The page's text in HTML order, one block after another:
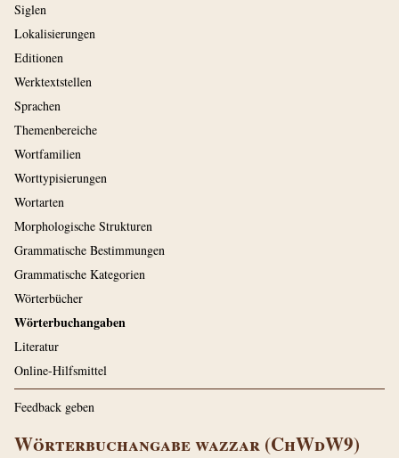
Siglen
Lokalisierungen
Editionen
Werktextstellen
Sprachen
Themenbereiche
Wortfamilien
Worttypisierungen
Wortarten
Morphologische Strukturen
Grammatische Bestimmungen
Grammatische Kategorien
Wörterbücher
Wörterbuchangaben
Literatur
Online-Hilfsmittel
Feedback geben
Wörterbuchangabe wazzar (ChWdW9)